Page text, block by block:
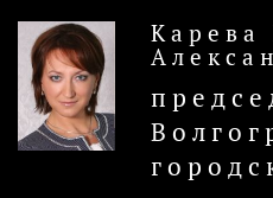
Карева